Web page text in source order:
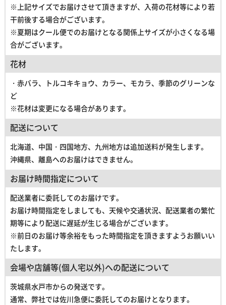
※上記サイズでお届けさせて頂きますが、入荷の花材等により若
干前後する場合がございます。
※夏期はクール便でのお届けとなる関係上サイズが小さくなる場
合がございます。
花材
・赤バラ、トルコキキョウ、カラー、モカラ、季節のグリーンな
ど
※花材は変更になる場合があります。
配送について
北海道、中国・四国地方、九州地方は追加送料が発生します。
沖縄県、離島へのお届けはできません。
お届け時間指定について
配送業者に委託してのお届けです。
お届け時間指定をしましても、天候や交通状況、配送業者の繁忙
期等により配送に遅延が生じる場合がございます。
※前日のお届け等余裕をもった時間指定を頂きますようお願いい
たします。
会場や店舗等(個人宅以外)への配送について
茨城県水戸市からの発送です。
通常、弊社では佐川急便に委託してのお届けとなります。